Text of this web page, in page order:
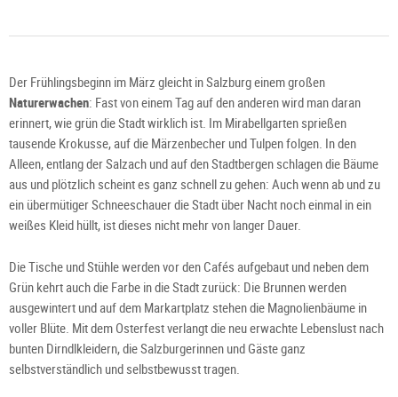
Der Frühlingsbeginn im März gleicht in Salzburg einem großen
Naturerwachen: Fast von einem Tag auf den anderen wird man daran
erinnert, wie grün die Stadt wirklich ist. Im Mirabellgarten sprießen
tausende Krokusse, auf die Märzenbecher und Tulpen folgen. In den
Alleen, entlang der Salzach und auf den Stadtbergen schlagen die Bäume
aus und plötzlich scheint es ganz schnell zu gehen: Auch wenn ab und zu
ein übermütiger Schneeschauer die Stadt über Nacht noch einmal in ein
weißes Kleid hüllt, ist dieses nicht mehr von langer Dauer.
Die Tische und Stühle werden vor den Cafés aufgebaut und neben dem
Grün kehrt auch die Farbe in die Stadt zurück: Die Brunnen werden
ausgewintert und auf dem Markartplatz stehen die Magnolienbäume in
voller Blüte. Mit dem Osterfest verlangt die neu erwachte Lebenslust nach
bunten Dirndlkleidern, die Salzburgerinnen und Gäste ganz
selbstverständlich und selbstbewusst tragen.